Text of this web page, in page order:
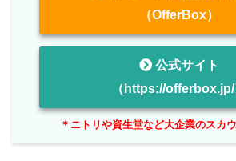
（OfferBox）
公式サイト
（https://offerbox.jp/
＊ニトリや資生堂など大企業のスカ